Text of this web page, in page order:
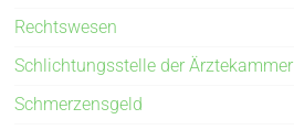
Rechtswesen
Schlichtungsstelle der Ärztekammer
Schmerzensgeld